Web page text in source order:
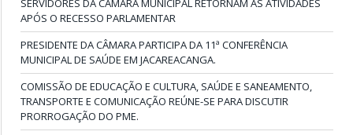
SERVIDORES DA CÂMARA MUNICIPAL RETORNAM ÀS ATIVIDADES
APÓS O RECESSO PARLAMENTAR
PRESIDENTE DA CÂMARA PARTICIPA DA 11ª CONFERÊNCIA
MUNICIPAL DE SAÚDE EM JACAREACANGA.
COMISSÃO DE EDUCAÇÃO E CULTURA, SAÚDE E SANEAMENTO,
TRANSPORTE E COMUNICAÇÃO REÚNE-SE PARA DISCUTIR
PRORROGAÇÃO DO PME.